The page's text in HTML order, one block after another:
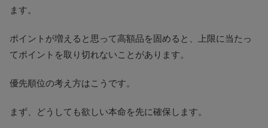
ます。
ポイントが増えると思って高額品を固めると、上限に当たっ
てポイントを取り切れないことがあります。
優先順位の考え方はこうです。
まず、どうしても欲しい本命を先に確保します。